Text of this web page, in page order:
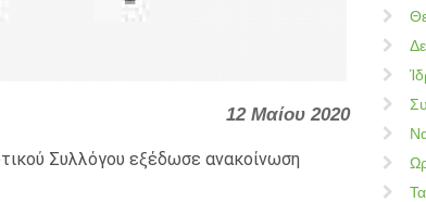
12 Μαίου 2020
Συλλόγου εξέδωσε ανακοίνωση